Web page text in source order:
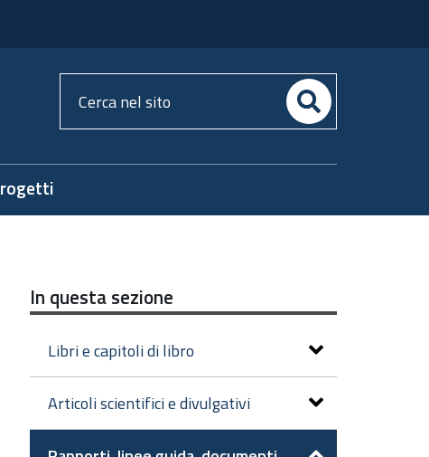
Cerca
nel
In questa sezione
Libri e capitoli di libro
Articoli scientifici e divulgativi